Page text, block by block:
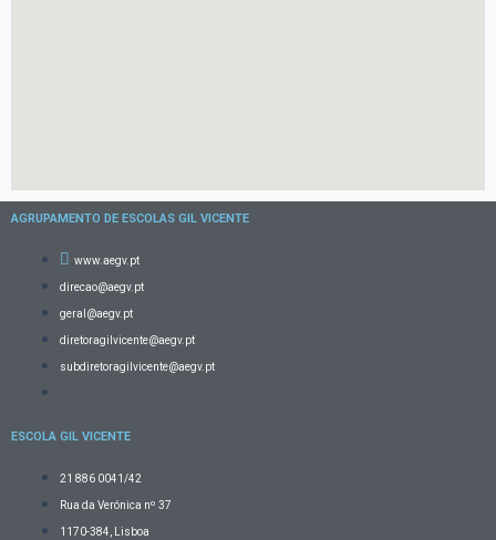
AGRUPAMENTO DE ESCOLAS GIL VICENTE
www.aegv.pt
direcao@aegv.pt
geral@aegv.pt
diretoragilvicente@aegv.pt
subdiretoragilvicente@aegv.pt
ESCOLA GIL VICENTE
21 886 0041/42
Rua da Verónica nº 37
1170-384, Lisboa